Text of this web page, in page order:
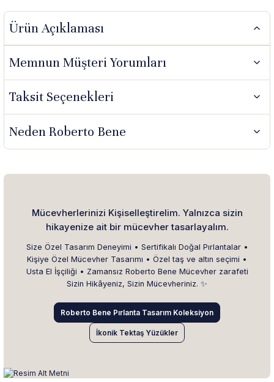
Ürün Açıklaması
Memnun Müşteri Yorumları
Taksit Seçenekleri
Neden Roberto Bene
Mücevherlerinizi Kişiselleştirelim. Yalnızca sizin
hikayenize ait bir mücevher tasarlayalım.
Size Özel Tasarım Deneyimi • Sertifikalı Doğal Pırlantalar •
Kişiye Özel Mücevher Tasarımı • Özel taş ve altın seçimi •
Usta El İşçiliği • Zamansız Roberto Bene Mücevher zarafeti
Sizin Hikâyeniz, Sizin Mücevheriniz. ✨
Roberto Bene Pırlanta Tasarım Koleksiyon
İkonik Tektaş Yüzükler